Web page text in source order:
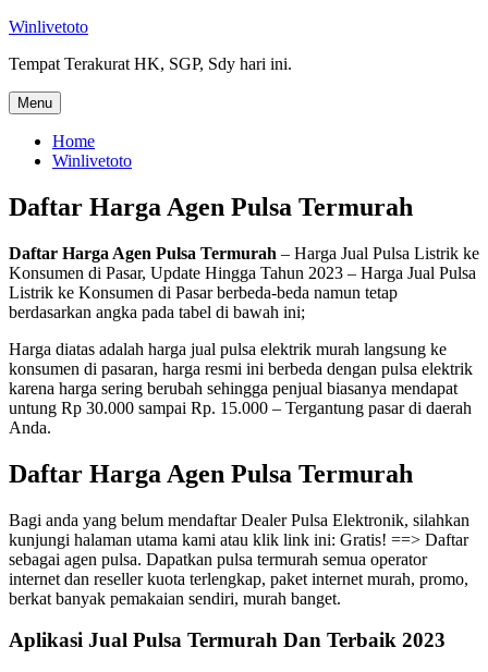
Skip
content
Winlivetoto
Tempat Terakurat HK, SGP, Sdy hari ini.
Menu
Home
Winlivetoto
Daftar Harga Agen Pulsa Termurah
Daftar Harga Agen Pulsa Termurah – Harga Jual Pulsa Listrik ke
Konsumen di Pasar, Update Hingga Tahun 2023 – Harga Jual Pulsa
Listrik ke Konsumen di Pasar berbeda-beda namun tetap
berdasarkan angka pada tabel di bawah ini;
Harga diatas adalah harga jual pulsa elektrik murah langsung ke
konsumen di pasaran, harga resmi ini berbeda dengan pulsa elektrik
karena harga sering berubah sehingga penjual biasanya mendapat
untung Rp 30.000 sampai Rp. 15.000 – Tergantung pasar di daerah
Anda.
Daftar Harga Agen Pulsa Termurah
Bagi anda yang belum mendaftar Dealer Pulsa Elektronik, silahkan
kunjungi halaman utama kami atau klik link ini: Gratis! ==> Daftar
sebagai agen pulsa. Dapatkan pulsa termurah semua operator
internet dan reseller kuota terlengkap, paket internet murah, promo,
berkat banyak pemakaian sendiri, murah banget.
Aplikasi Jual Pulsa Termurah Dan Terbaik 2023